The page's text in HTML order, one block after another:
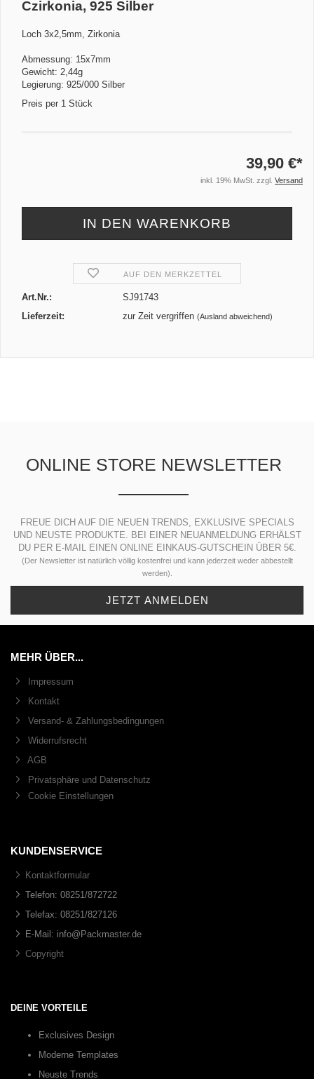
Czirkonia, 925 Silber
Loch 3x2,5mm, Zirkonia
Abmessung: 15x7mm
Gewicht: 2,44g
Legierung: 925/000 Silber
Preis per 1 Stück
39,90 €*
inkl. 19% MwSt. zzgl. Versand
AUF DEN MERKZETTEL
Art.Nr.:
SJ91743
Lieferzeit:
zur Zeit vergriffen (Ausland abweichend)
ONLINE STORE NEWSLETTER
FREUE DICH AUF DIE NEUEN TRENDS, EXKLUSIVE SPECIALS
UND NEUSTE PRODUKTE. BEI EINER NEUANMELDUNG ERHÄLST
DU PER E-MAIL EINEN ONLINE EINKAUS-GUTSCHEIN ÜBER 5€.
(Der Newsletter ist natürlich völlig kostenfrei und kann jederzeit weder abbestellt
werden).
MEHR ÜBER...
Impressum
Kontakt
Versand- & Zahlungsbedingungen
Widerrufsrecht
AGB
Privatsphäre und Datenschutz
Cookie Einstellungen
KUNDENSERVICE
Kontaktformular
Telefon: 08251/872722
Telefax: 08251/827126
E-Mail: info@Packmaster.de
Copyright
DEINE VORTEILE
Exclusives Design
Moderne Templates
Neuste Trends